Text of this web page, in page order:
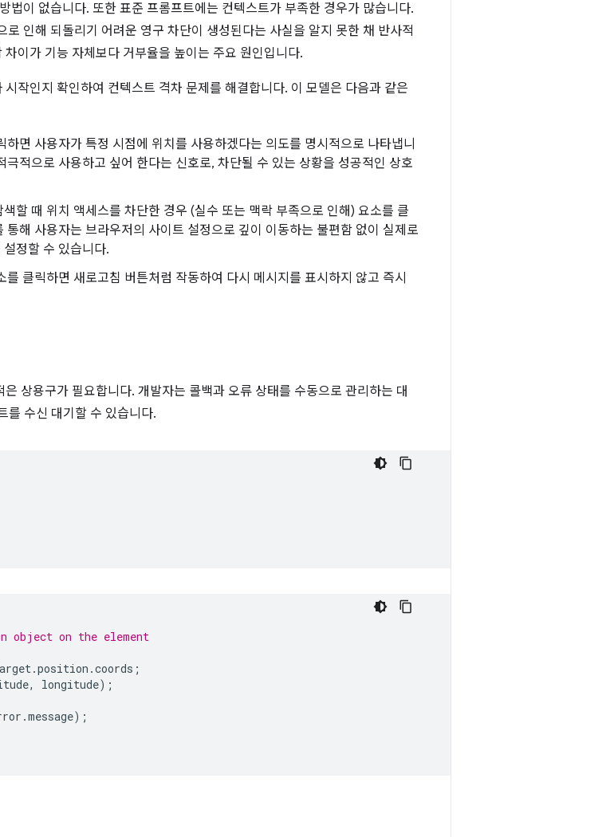
법이 없습니다. 또한 표준 프롬프트에는 컨텍스트가 부족한 경우가 많습니다.
인해 되돌리기 어려운 영구 차단이 생성된다는 사실을 알지 못한 채 반사적
이가 기능 자체보다 거부율을 높이는 주요 원인입니다.
작인지 확인하여 컨텍스트 격차 문제를 해결합니다. 이 모델은 다음과 같은
하면 사용자가 특정 시점에 위치를 사용하겠다는 의도를 명시적으로 나타냅니
적으로 사용하고 싶어 한다는 신호로, 차단될 수 있는 상황을 성공적인 상호
할 때 위치 액세스를 차단한 경우 (실수 또는 맥락 부족으로 인해) 요소를 클
해 사용자는 브라우저의 사이트 설정으로 깊이 이동하는 불편함 없이 실제로
정할 수 있습니다.
클릭하면 새로고침 버튼처럼 작동하여 다시 메시지를 표시하지 않고 즉시
상용구가 필요합니다. 개발자는 콜백과 오류 상태를 수동으로 관리하는 대
를 수신 대기할 수 있습니다.
object on the element
.position .coords ;
, longitude);
.message);